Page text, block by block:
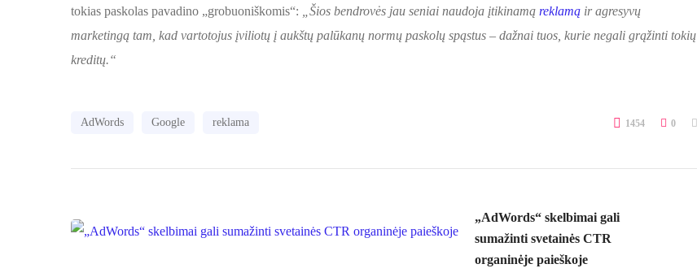
tokias paskolas pavadino „grobuoniškomis“:
„Šios bendrovės jau seniai naudoja įtikinamą reklamą ir agresyvų
marketingą tam, kad vartotojus įviliotų į aukštų palūkanų normų paskolų spąstus – dažnai tuos, kurie negali grąžinti tokių
kreditų.“
AdWords Google reklama 0
1454
„AdWords“ skelbimai gali
sumažinti svetainės CTR
organinėje paieškoje